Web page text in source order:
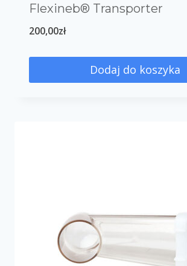
Flexineb® Transporter
200,00zł
Dodaj do koszyka